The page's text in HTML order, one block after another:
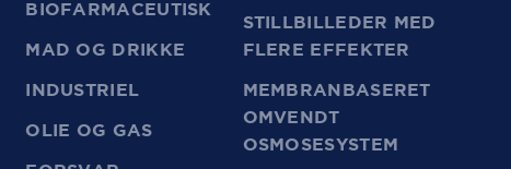
BIOFARMACEUTISK
MAD OG DRIKKE
INDUSTRIEL
OLIE OG GAS
STILLBILLEDER MED
FLERE EFFEKTER
MEMBRANBASERET
OMVENDT
OSMOSESYSTEM